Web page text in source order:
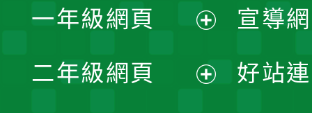
一年級網頁
開
二年級網頁
宣導
好站